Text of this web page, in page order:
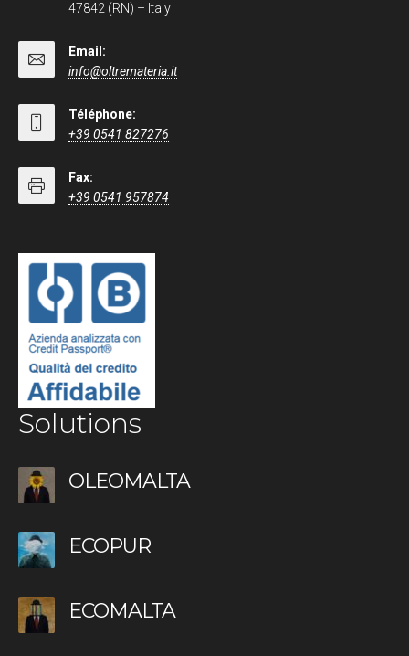
47842 (RN) – Italy
Email:
info@oltremateria.it
Téléphone:
+39 0541 827276
Fax:
+39 0541 957874
Solutions
OLEOMALTA
ECOPUR
ECOMALTA